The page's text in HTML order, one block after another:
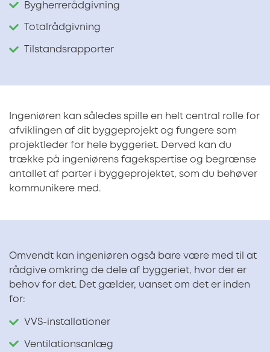
Bygherrerådgivning
Totalrådgivning
Tilstandsrapporter
Ingeniøren kan således spille en helt central rolle for
afviklingen af dit byggeprojekt og fungere som
projektleder for hele byggeriet. Derved kan du
trække på ingeniørens fagekspertise og begrænse
antallet af parter i byggeprojektet, som du behøver
kommunikere med.
Omvendt kan ingeniøren også bare være med til at
rådgive omkring de dele af byggeriet, hvor der er
behov for det. Det gælder, uanset om det er inden
for:
VVS-installationer
Ventilationsanlæg